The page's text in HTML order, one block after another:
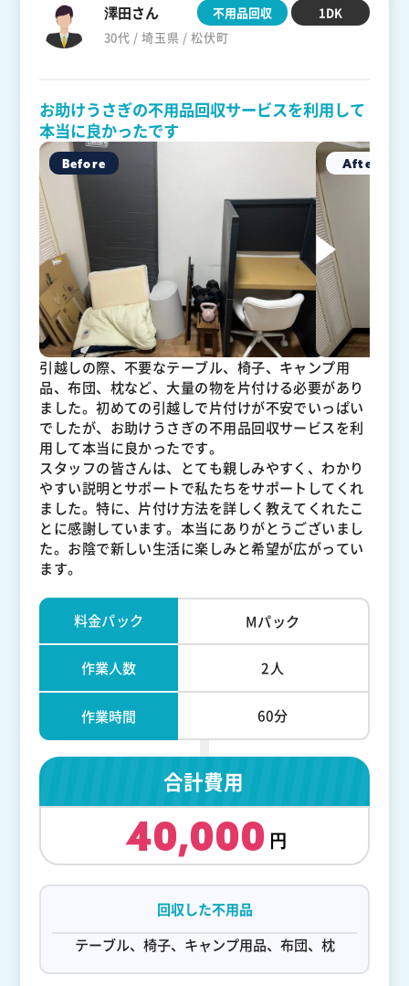
澤田さん
30代 / 埼玉県 / 松伏町
不用品回収 1DK
お助けうさぎの不用品回収サービスを利用して
本当に良かったです
引越しの際、不要なテーブル、椅子、キャンプ用
品、布団、枕など、大量の物を片付ける必要があり
ました。初めての引越しで片付けが不安でいっぱい
でしたが、お助けうさぎの不用品回収サービスを利
用して本当に良かったです。
スタッフの皆さんは、とても親しみやすく、わかり
やすい説明とサポートで私たちをサポートしてくれ
ました。特に、片付け方法を詳しく教えてくれたこ
とに感謝しています。本当にありがとうございまし
た。お陰で新しい生活に楽しみと希望が広がってい
ます。
料金パック Mパック
作業人数 2人
作業時間 60分
合計費用
40,000
回収した不用品
テーブル、椅子、キャンプ用品、布団、枕